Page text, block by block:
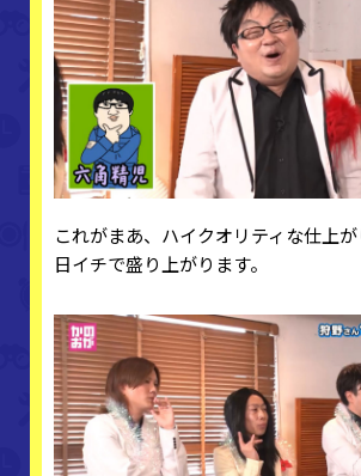
これがまあ、ハイクオリティな仕上
日イチで盛り上がります。